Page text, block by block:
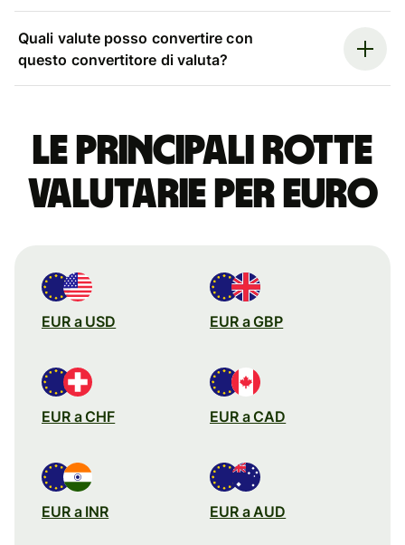
Quali valute posso convertire con
questo convertitore di valuta?
Le principali rotte
valutarie per euro
EUR a USD EUR a GBP
EUR a CHF EUR a CAD
EUR a INR EUR a AUD